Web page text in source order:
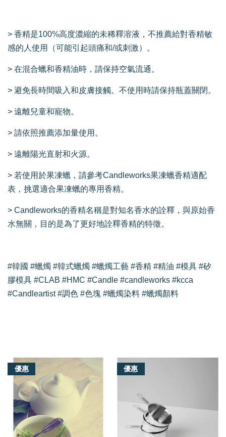
> 香精是100%高度濃縮的未稀釋溶液，不推薦給對香精敏
感的人使用（可能引起頭痛和/或刺激）。
> 在混合蠟和香精油時，請保持空氣流通。
> 避免長時間吸入和皮膚接觸。不使用時請保持瓶蓋關閉。
> 遠離兒童和寵物。
> 請依照推薦添加量使用。
> 遠離陽光直射和火源。
> 若使用於果凍蠟，請參考Candleworks果凍蠟香精適配
表，挑選適合果凍蠟的專用香精。
> Candleworks的香精名稱是對知名香水的詮釋，與原始香
水無關，目的是為了更好地詮釋香精的特徵。
#韓國 #蠟燭 #韓式蠟燭 #蠟燭工藝 #香精 #精油 #模具 #矽
膠模具 #CLAB #HMC #Candle #candleworks #kcca
#Candleartist #調色 #色塊 #蠟燭染料 #蠟燭顏料
優惠 優惠